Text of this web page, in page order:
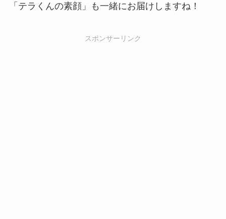
「テラくんの素顔」も一緒にお届けしますね！
スポンサーリンク